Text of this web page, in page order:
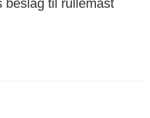
beslag til rullemast